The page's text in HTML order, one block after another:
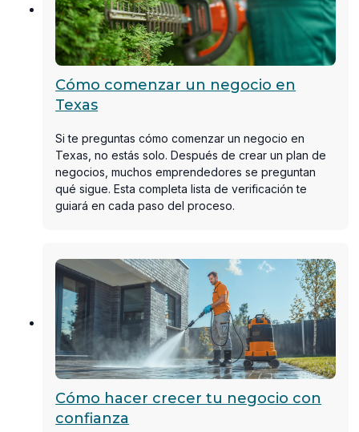
Cómo comenzar un negocio en
Texas
Si te preguntas cómo comenzar un negocio en
Texas, no estás solo. Después de crear un plan de
negocios, muchos emprendedores se preguntan
qué sigue. Esta completa lista de verificación te
guiará en cada paso del proceso.
Cómo hacer crecer tu negocio con
confianza